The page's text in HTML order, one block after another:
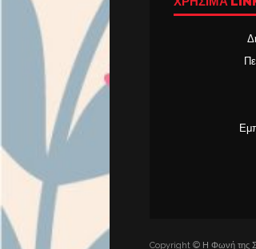
Copyright © Η Φωνή της